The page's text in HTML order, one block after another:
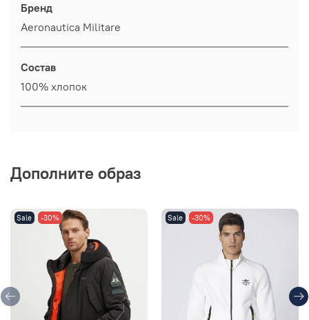
Бренд
Aeronautica Militare
Состав
100% хлопок
Дополните образ
Sale -30% Sale -30%